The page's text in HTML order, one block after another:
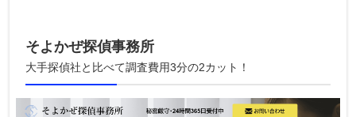
そよかぜ探偵事務所
大手探偵社と比べて調査費用3分の2カット！